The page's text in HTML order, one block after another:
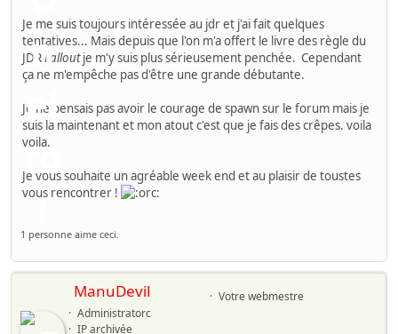
Je me suis toujours intéressée au jdr et j'ai fait quelques
tentatives... Mais depuis que l'on m'a offert le livre des règle du
JDRFalloutje m'y suis plus sérieusement penchée. Cependant
ça ne m'empêche pas d'être une grande débutante.
Je ne pensais pas avoir le courage de spawn sur le forum mais je
suis la maintenant et mon atout c'est que je fais des crêpes. voila
voila.
Je vous souhaite un agréable week end et au plaisir de toustes
vous rencontrer !
1 personne aime ceci.
ManuDevil
Votre webmestre
Administratorc
IP archivée